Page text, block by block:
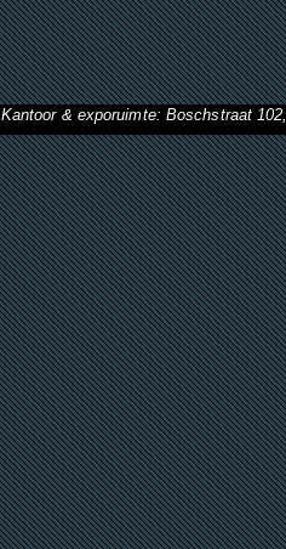
Kantoor & exporuimte: Boschstraat